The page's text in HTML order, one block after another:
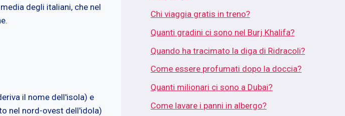
degli italiani, che nel
il nome dell'isola) e
nel nord-ovest dell'idola)
Chi viaggia gratis in treno?
Quanti gradini ci sono nel Burj Khalifa?
Quando ha tracimato la diga di Ridracoli?
Come essere profumati dopo la doccia?
Quanti milionari ci sono a Dubai?
Come lavare i panni in albergo?